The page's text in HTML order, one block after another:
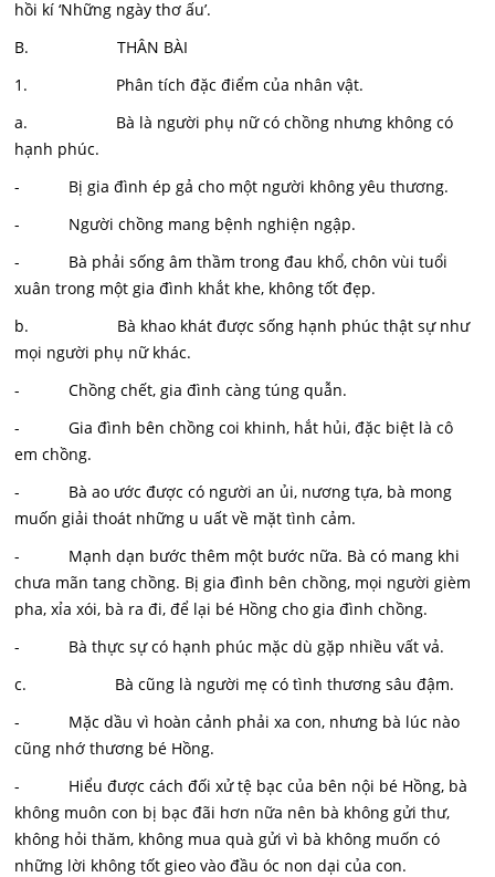
hồi kí ‘Những ngày thơ ấu’.
B. THÂN BÀI
1. Phân tích đặc điểm của nhân vật.
a. Bà là người phụ nữ có chồng nhưng không có
hạnh phúc.
- Bị gia đình ép gả cho một người không yêu thương.
- Người chồng mang bệnh nghiện ngập.
- Bà phải sống âm thầm trong đau khổ, chôn vùi tuổi
xuân trong một gia đình khắt khe, không tốt đẹp.
b. Bà khao khát được sống hạnh phúc thật sự như
mọi người phụ nữ khác.
- Chồng chết, gia đình càng túng quẫn.
- Gia đình bên chồng coi khinh, hắt hủi, đặc biệt là cô
em chồng.
- Bà ao ước được có người an ủi, nương tựa, bà mong
muốn giải thoát những u uất về mặt tình cảm.
- Mạnh dạn bước thêm một bước nữa. Bà có mang khi
chưa mãn tang chồng. Bị gia đình bên chồng, mọi người gièm
pha, xỉa xói, bà ra đi, để lại bé Hồng cho gia đình chồng.
- Bà thực sự có hạnh phúc mặc dù gặp nhiều vất vả.
c. Bà cũng là người mẹ có tình thương sâu đậm.
- Mặc dầu vì hoàn cảnh phải xa con, nhưng bà lúc nào
cũng nhớ thương bé Hồng.
- Hiểu được cách đối xử tệ bạc của bên nội bé Hồng, bà
không muôn con bị bạc đãi hơn nữa nên bà không gửi thư,
không hỏi thăm, không mua quà gửi vì bà không muốn có
những lời không tốt gieo vào đầu óc non dại của con.